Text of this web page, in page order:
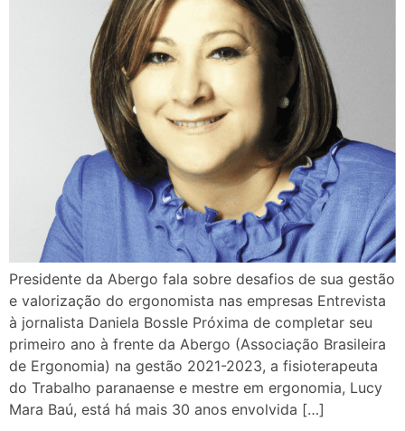
Presidente da Abergo fala sobre desafios de sua gestão
e valorização do ergonomista nas empresas Entrevista
à jornalista Daniela Bossle Próxima de completar seu
primeiro ano à frente da Abergo (Associação Brasileira
de Ergonomia) na gestão 2021-2023, a fisioterapeuta
do Trabalho paranaense e mestre em ergonomia, Lucy
Mara Baú, está há mais 30 anos envolvida […]